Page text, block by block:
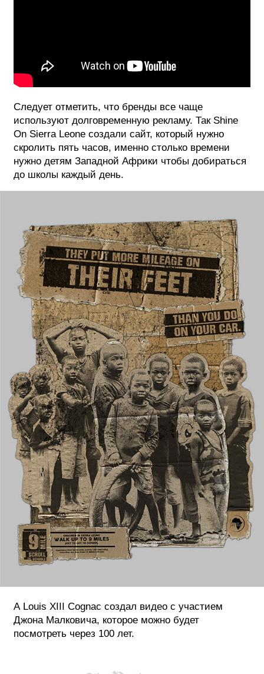
Следует отметить, что бренды все чаще
используют долговременную рекламу. Так Shine
On Sierra Leone создали сайт, который нужно
скролить пять часов, именно столько времени
нужно детям Западной Африки чтобы добираться
до школы каждый день.
А Louis XIII Cognac создал видео с участием
Джона Малковича, которое можно будет
посмотреть через 100 лет.